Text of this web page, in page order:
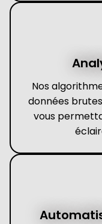
Nos
données
vous